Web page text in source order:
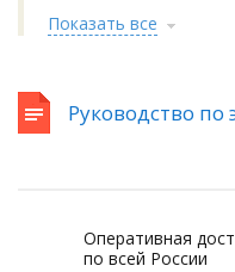
Показать все
Руководство по
Оперативная
по всей России